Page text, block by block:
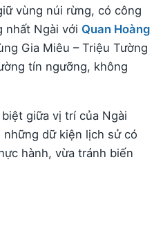
vùng núi rừng, có công
nhất Ngài với Quan Hoàng
Gia Miêu – Triệu Tường
tín ngưỡng, không
giữa vị trí của Ngài
dữ kiện lịch sử có
hành, vừa tránh biến